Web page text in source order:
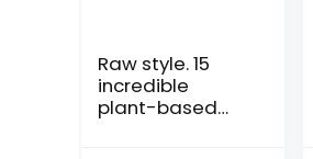
Raw style. 15
incredible
plant-based